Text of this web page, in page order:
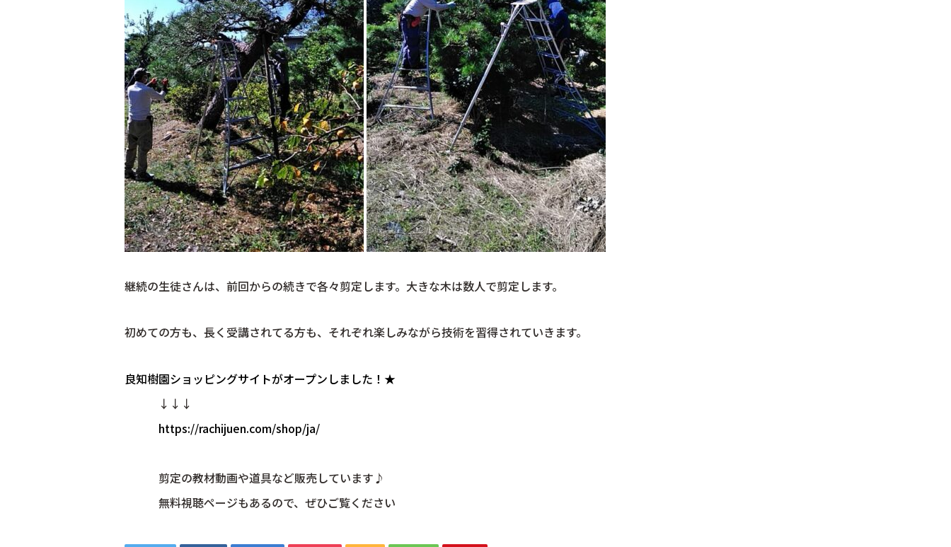
継続の生徒さんは、前回からの続きで各々剪定します。大きな木は数人で剪定します。
初めての方も、長く受講されてる方も、それぞれ楽しみながら技術を習得されていきます。
良知樹園ショッピングサイトがオープンしました！★
↓↓↓
https://rachijuen.com/shop/ja/
剪定の教材動画や道具など販売しています♪
無料視聴ページもあるので、ぜひご覧ください